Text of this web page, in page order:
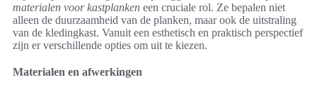
materialen voor kastplanken een cruciale rol. Ze bepalen niet
alleen de duurzaamheid van de planken, maar ook de uitstraling
van de kledingkast. Vanuit een esthetisch en praktisch perspectief
zijn er verschillende opties om uit te kiezen.
Materialen en afwerkingen